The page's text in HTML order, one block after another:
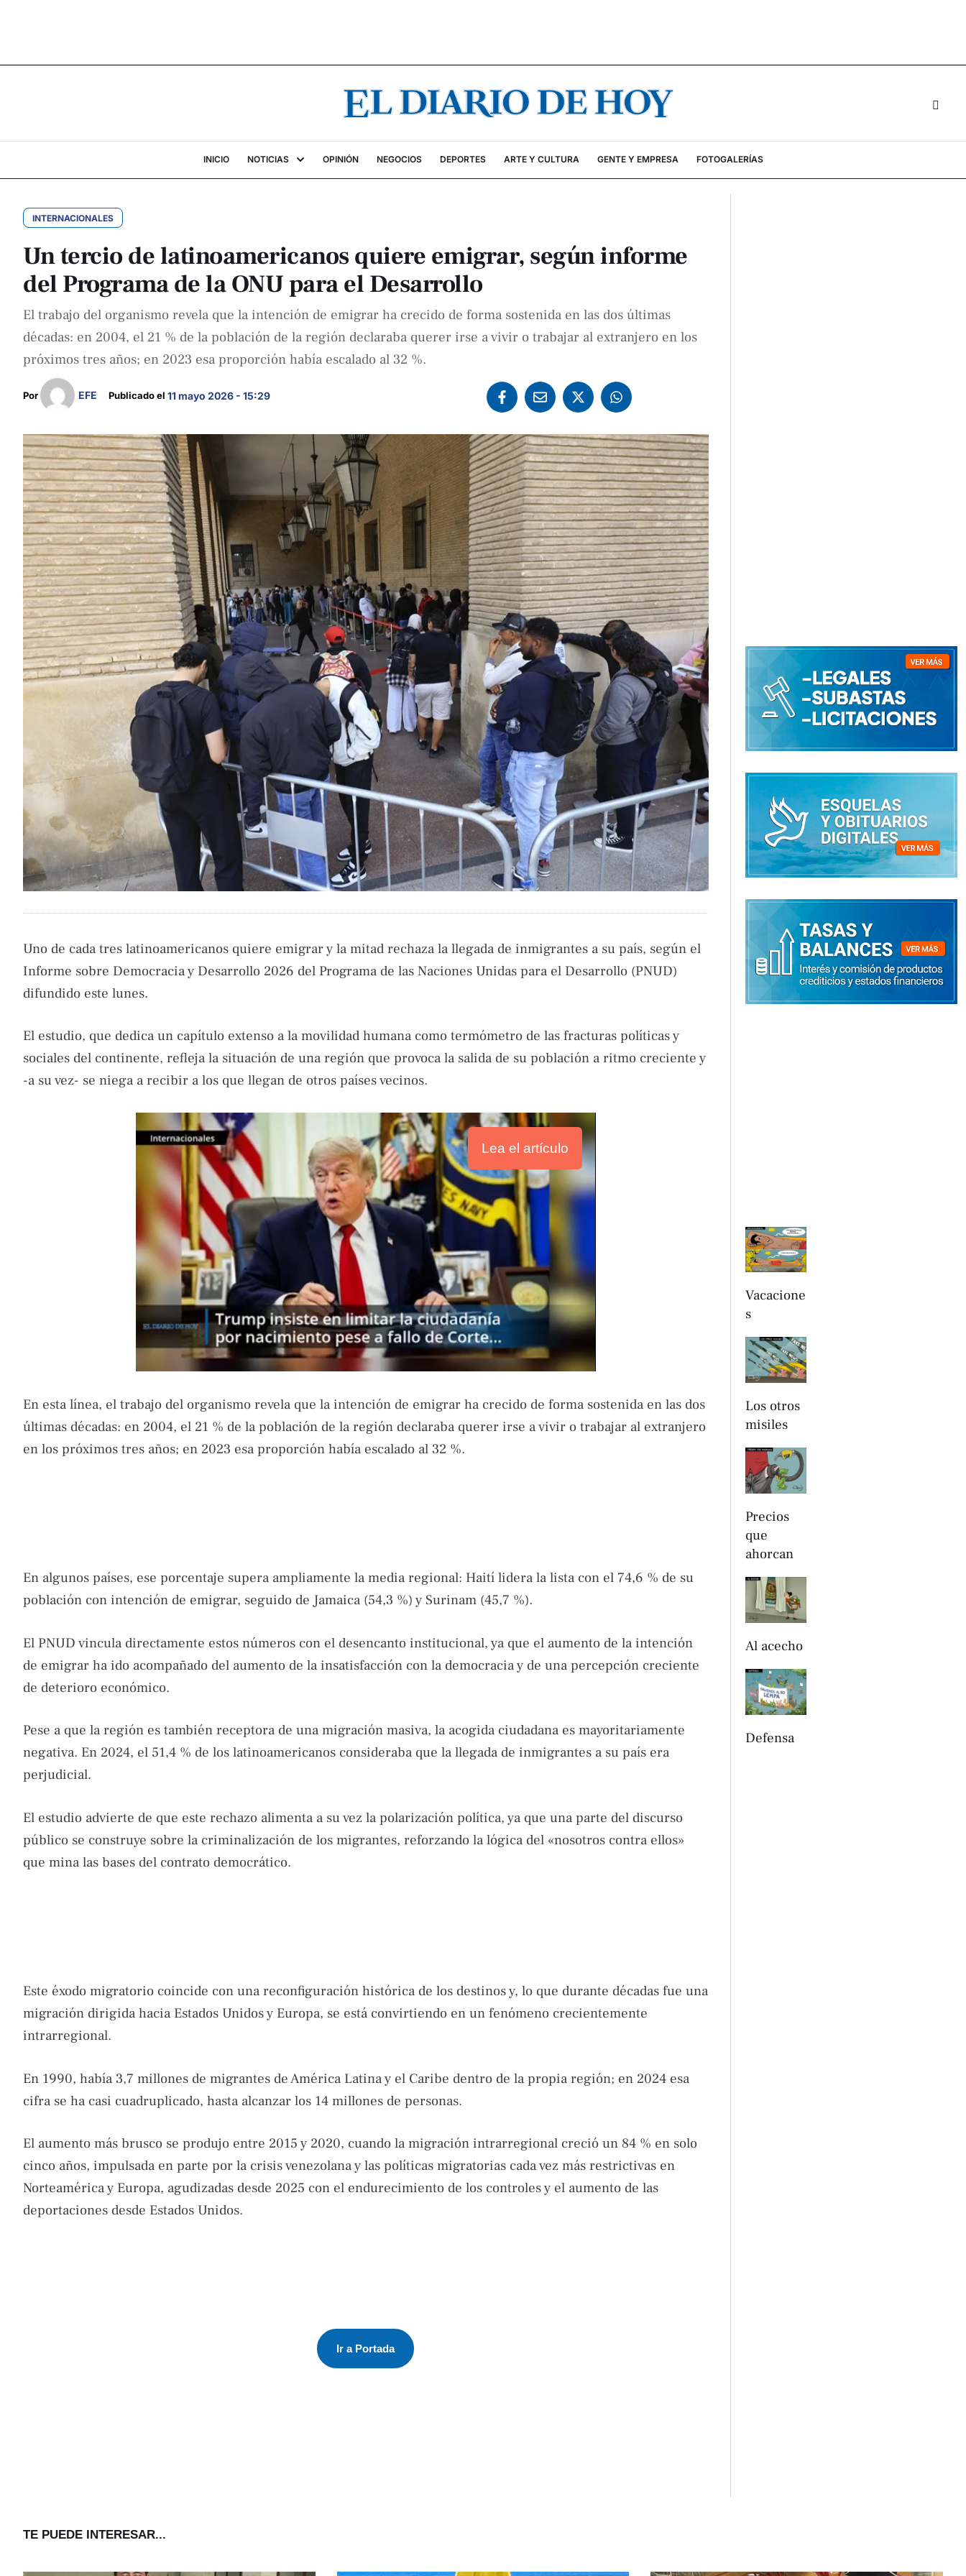
INICIO NOTICIAS OPINIÓN NEGOCIOS DEPORTES ARTE Y CULTURA GENTE Y EMPRESA FOTOGALERÍAS
INTERNACIONALES
Un tercio de latinoamericanos quiere emigrar, según informe
del Programa de la ONU para el Desarrollo
El trabajo del organismo revela que la intención de emigrar ha crecido de forma sostenida en las dos últimas
décadas: en 2004, el 21 % de la población de la región declaraba querer irse a vivir o trabajar al extranjero en los
próximos tres años; en 2023 esa proporción había escalado al 32 %.
Por EFE Publicado el 11 mayo 2026 - 15:29
Uno de cada tres latinoamericanos quiere emigrar y la mitad rechaza la llegada de inmigrantes a su país, según el
Informe sobre Democracia y Desarrollo 2026 del Programa de las Naciones Unidas para el Desarrollo (PNUD)
difundido este lunes.
El estudio, que dedica un capítulo extenso a la movilidad humana como termómetro de las fracturas políticas y
sociales del continente, refleja la situación de una región que provoca la salida de su población a ritmo creciente y
-a su vez- se niega a recibir a los que llegan de otros países vecinos.
Lea el artículo
En esta línea, el trabajo del organismo revela que la intención de emigrar ha crecido de forma sostenida en las dos
últimas décadas: en 2004, el 21 % de la población de la región declaraba querer irse a vivir o trabajar al extranjero
en los próximos tres años; en 2023 esa proporción había escalado al 32 %.
En algunos países, ese porcentaje supera ampliamente la media regional: Haití lidera la lista con el 74,6 % de su
población con intención de emigrar, seguido de Jamaica (54,3 %) y Surinam (45,7 %).
El PNUD vincula directamente estos números con el desencanto institucional, ya que el aumento de la intención
de emigrar ha ido acompañado del aumento de la insatisfacción con la democracia y de una percepción creciente
de deterioro económico.
Pese a que la región es también receptora de una migración masiva, la acogida ciudadana es mayoritariamente
negativa. En 2024, el 51,4 % de los latinoamericanos consideraba que la llegada de inmigrantes a su país era
perjudicial.
El estudio advierte de que este rechazo alimenta a su vez la polarización política, ya que una parte del discurso
público se construye sobre la criminalización de los migrantes, reforzando la lógica del «nosotros contra ellos»
que mina las bases del contrato democrático.
Este éxodo migratorio coincide con una reconfiguración histórica de los destinos y, lo que durante décadas fue una
migración dirigida hacia Estados Unidos y Europa, se está convirtiendo en un fenómeno crecientemente
intrarregional.
En 1990, había 3,7 millones de migrantes de América Latina y el Caribe dentro de la propia región; en 2024 esa
cifra se ha casi cuadruplicado, hasta alcanzar los 14 millones de personas.
El aumento más brusco se produjo entre 2015 y 2020, cuando la migración intrarregional creció un 84 % en solo
cinco años, impulsada en parte por la crisis venezolana y las políticas migratorias cada vez más restrictivas en
Norteamérica y Europa, agudizadas desde 2025 con el endurecimiento de los controles y el aumento de las
deportaciones desde Estados Unidos.
Ir a Portada
Vacacione
s
Los otros
misiles
Precios
que
ahorcan
Al acecho
Defensa
TE PUEDE INTERESAR...